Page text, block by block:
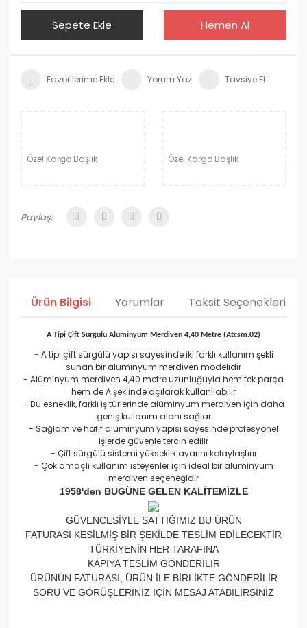
Sepete Ekle Hemen Al
Yorum Yaz Tavsiye Et
Özel Kargo Başlık Özel Kargo Başlık
Paylaş:
Ürün Bilgisi Yorumlar Taksit Seçenekleri
A Tipi Çift Sürgülü Alüminyum Merdiven 4,40 Metre (Atcsm.02)
- A tipi çift sürgülü yapısı sayesinde iki farklı kullanım şekli
sunan bir alüminyum merdiven modelidir
- Alüminyum merdiven 4,40 metre uzunluğuyla hem tek parça
hem de A şeklinde açılarak kullanılabilir
- Bu esneklik, farklı iş türlerinde alüminyum merdiven için daha
geniş kullanım alanı sağlar
- Sağlam ve hafif alüminyum yapısı sayesinde profesyonel
işlerde güvenle tercih edilir
- Çift sürgülü sistemi yükseklik ayarını kolaylaştırır
- Çok amaçlı kullanım isteyenler için ideal bir alüminyum
merdiven seçeneğidir
1958'den BUGÜNE GELEN KALİTEMİZLE
GÜVENCESİYLE SATTIĞIMIZ BU ÜRÜN
FATURASI KESİLMİŞ BİR ŞEKİLDE TESLİM EDİLECEKTİR
TÜRKİYENİN HER TARAFINA
KAPIYA TESLİM GÖNDERİLİR
ÜRÜNÜN FATURASI, ÜRÜN İLE BİRLİKTE GÖNDERİLİR
SORU VE GÖRÜŞLERİNİZ İÇİN MESAJ ATABİLİRSİNİZ